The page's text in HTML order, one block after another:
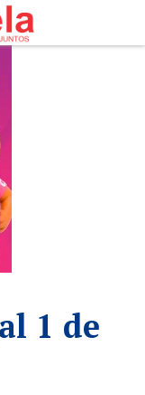
1 de